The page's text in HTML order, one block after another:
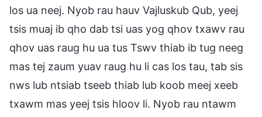
los ua neej. Nyob rau hauv Vajluskub Qub, yeej
tsis muaj ib qho dab tsi uas yog qhov txawv rau
qhov uas raug hu ua tus Tswv thiab ib tug neeg
mas tej zaum yuav raug hu li cas los tau, tab sis
nws lub ntsiab tseeb thiab lub koob meej xeeb
txawm mas yeej tsis hloov li. Nyob rau ntawm